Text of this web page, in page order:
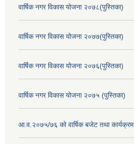
वार्षिक नगर विकास योजना २०७८(पुस्तिका)
वार्षिक नगर विकास योजना २०७७(पुस्तिका)
वार्षिक नगर विकास योजना २०७६(पुस्तिका)
वार्षिक नगर विकास योजना २०७५ (पुस्तिका)
आ.व.२०७५/७६ को वार्षिक बजेट तथा कार्यक्रम